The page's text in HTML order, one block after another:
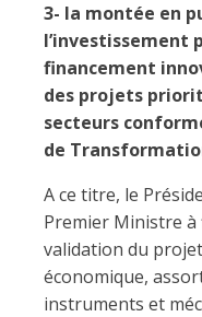
3- la montée en
l’investissement
financement
des projets
secteurs
de
A ce titre, le
Premier Ministre à
validation du
économique,
instruments et